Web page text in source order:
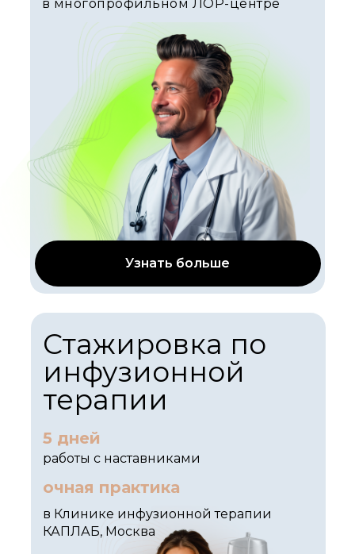
работы с наставниками
в Клинике инфузионной терапии
КАПЛАБ, Москва
очная практика
5 дней
Узнать больше
в многопрофильном ЛОР-центре
Стажировка по
инфузионной
терапии